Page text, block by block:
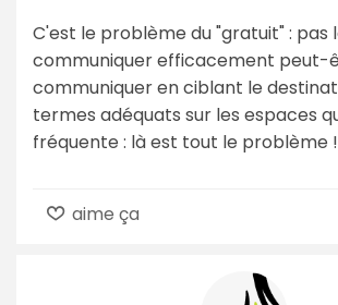
C'est le problème du "gratuit" : pas
communiquer efficacement peut-
communiquer en ciblant le
termes adéquats sur les espaces
fréquente : là est tout le problème !
aime ça